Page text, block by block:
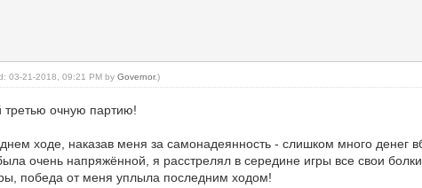
03-21-2018, 09:21 PM byGovernor.)
очную партию!
ходе, наказав меня за самонадеянность - слишком много денег
очень напряжённой, я расстрелял в середине игры все свои
победа от меня уплыла последним ходом!